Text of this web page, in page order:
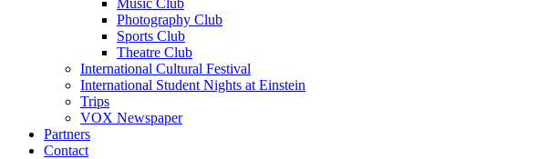
Photography Club
Sports Club
Theatre Club
International Cultural Festival
International Student Nights at Einstein
Trips
VOX Newspaper
Partners
Contact